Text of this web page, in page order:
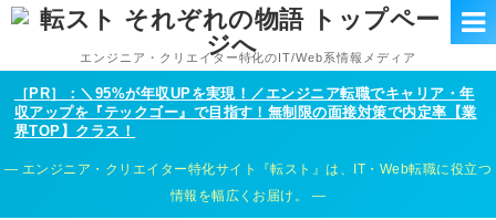
エンジニア・クリエイター特化のIT/Web系情報メディア
［PR］：＼95%が年収UPを実現！／エンジニア転職でキャリア・年
収アップを『テックゴー』で目指す！無制限の面接対策で内定率【業
界TOP】クラス！
エンジニア・クリエイター特化サイト『転スト』は、IT・Web転職に役立つ
情報を幅広くお届け。